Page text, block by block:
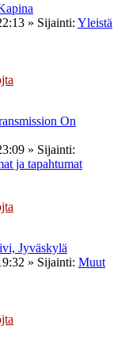
» Sijainti: Yleistä
On
» Sijainti:
ja tapahtumat
Jyväskylä
» Sijainti: Muut